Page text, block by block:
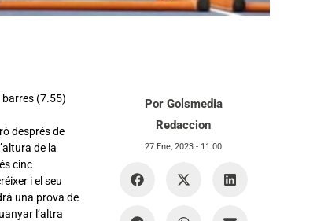
barres (7.55)
després de
de la
cinc
i el seu
una prova de
l’altra
Por Golsmedia
Redaccion
27 Ene, 2023 - 11:00